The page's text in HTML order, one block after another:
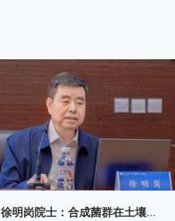
徐明岗院士：​合成菌群在土壤...